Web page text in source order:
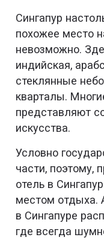
Сингапур
похожее место
невозможно.
индийская,
стеклянные
кварталы.
представляют
искусства.
Условно
части, поэтому,
отель в
местом отдыха.
в Сингапуре
где всегда